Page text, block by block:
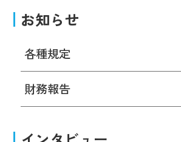
お知らせ
各種規定
財務報告